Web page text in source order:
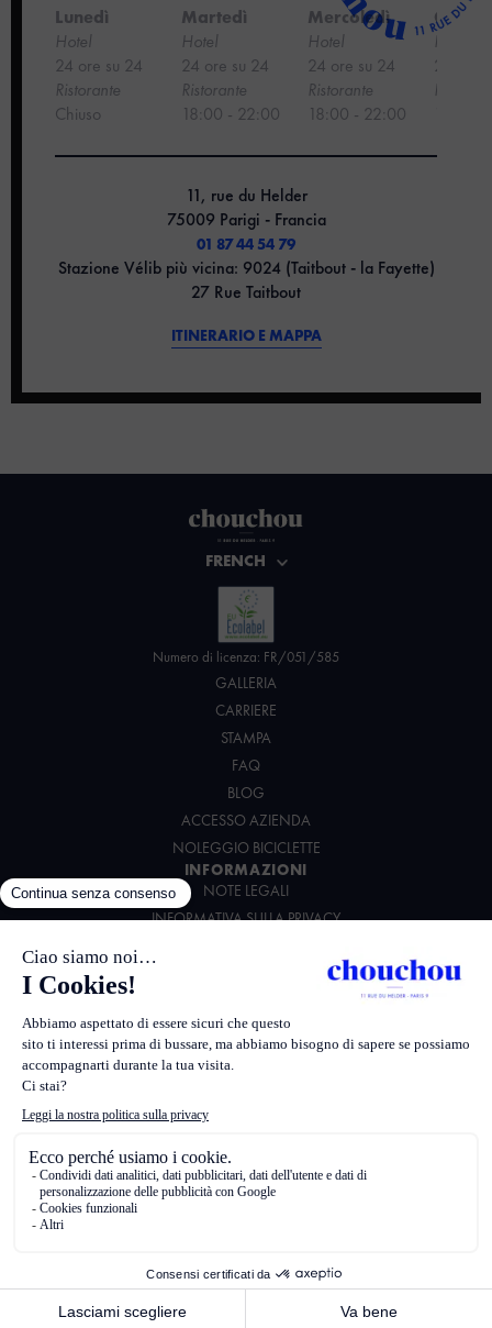
Lunedì
Hotel
24 ore su 24
‍Ristorante
Chiuso
Martedì
Hotel
24 ore su 24
Ristorante
18:00 - 22:00
Mercoledì
Hotel
24 ore su 24
Ristorante
18:00 - 22:00
24 ore
11, rue du Helder
75009 Parigi - Francia
01 87 44 54 79
Stazione Vélib più vicina: 9024 (Taitbout - la Fayette)
27 Rue Taitbout
ITINERARIO E MAPPA
FRENCH
Numero di licenza: FR/051/585
GALLERIA
CARRIERE
STAMPA
FAQ
BLOG
ACCESSO AZIENDA
NOLEGGIO BICICLETTE
INFORMAZIONI
NOTE LEGALI
INFORMATIVA SULLA PRIVACY
Sciabola387526 Apollo